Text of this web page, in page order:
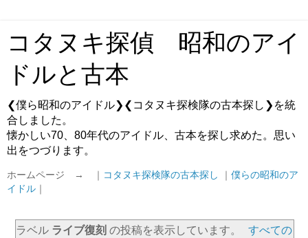
コタヌキ探偵 昭和のアイ
ドルと古本
❮僕ら昭和のアイドル❯❮コタヌキ探検隊の古本探し❯を統
合しました。
懐かしい70、80年代のアイドル、古本を探し求めた。思い
出をつづります。
ホームページ → ｜ コタヌキ探検隊の古本探し ｜ 僕らの昭和のア
イドル ｜
ラベル ライブ復刻 の投稿を表示しています。
すべての